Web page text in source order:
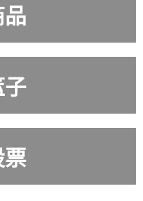
品
商品
子
篮子
票